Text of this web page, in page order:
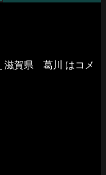
滋賀県 葛川 はコメ